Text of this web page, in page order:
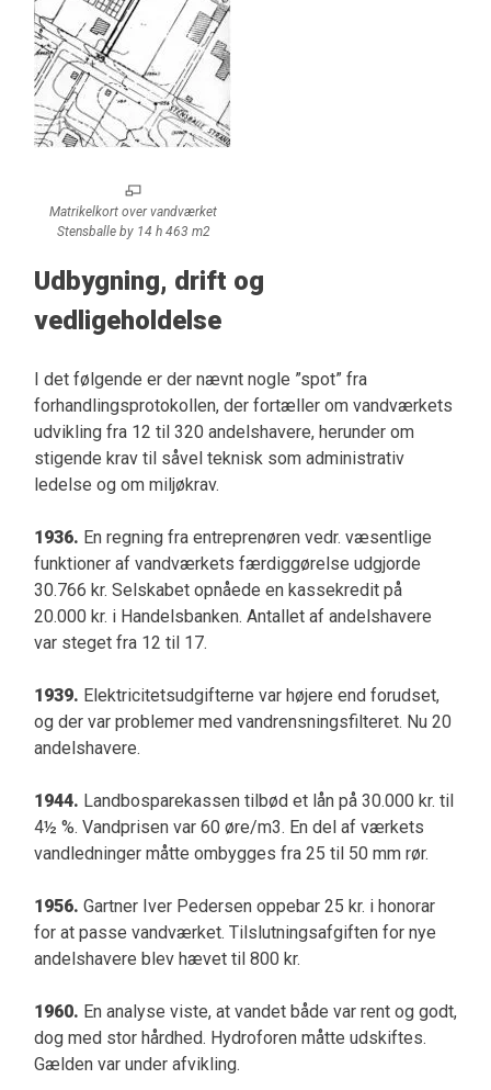
Matrikelkort over vandværket
Stensballe by 14 h 463 m2
Udbygning, drift og
vedligeholdelse
I det følgende er der nævnt nogle ”spot” fra
forhandlingsprotokollen, der fortæller om vandværkets
udvikling fra 12 til 320 andelshavere, herunder om
stigende krav til såvel teknisk som administrativ
ledelse og om miljøkrav.
1936. En regning fra entreprenøren vedr. væsentlige
funktioner af vandværkets færdiggørelse udgjorde
30.766 kr. Selskabet opnåede en kassekredit på
20.000 kr. i Handelsbanken. Antallet af andelshavere
var steget fra 12 til 17.
1939. Elektricitetsudgifterne var højere end forudset,
og der var problemer med vandrensningsfilteret. Nu 20
andelshavere.
1944. Landbosparekassen tilbød et lån på 30.000 kr. til
4½ %. Vandprisen var 60 øre/m3. En del af værkets
vandledninger måtte ombygges fra 25 til 50 mm rør.
1956. Gartner Iver Pedersen oppebar 25 kr. i honorar
for at passe vandværket. Tilslutningsafgiften for nye
andelshavere blev hævet til 800 kr.
1960. En analyse viste, at vandet både var rent og godt,
dog med stor hårdhed. Hydroforen måtte udskiftes.
Gælden var under afvikling.